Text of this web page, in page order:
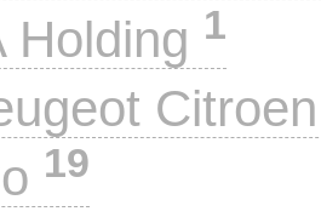
Holding 1
19